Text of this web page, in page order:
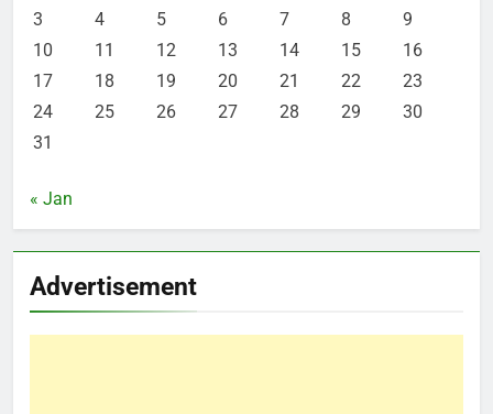
3
4 5 6 7 8
9
10
11 12 13 14 15
16
17
18 19 20 21 22
23
24
25 26 27 28 29
30
31
« Jan
Advertisement